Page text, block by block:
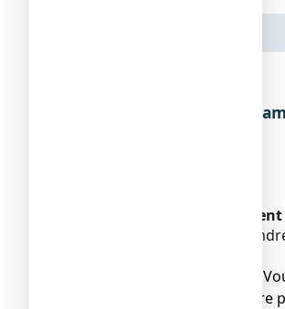
Dénomination du
Veuillez lire
Vous devez toujours
● Gardez cette notice.
● Adressez-vous à